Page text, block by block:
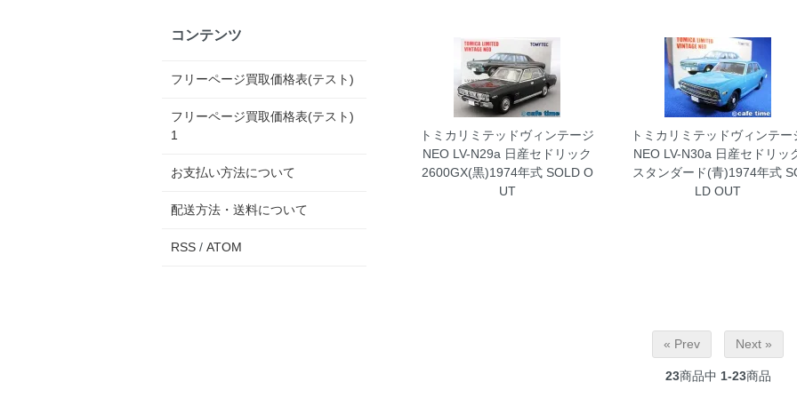
トミカリミテッドヴィンテージ
NEO LV-N29a 日産セドリック
2600GX(黒)1974年式SOLD O
UT
トミカリミテッドヴィンテー
NEO LV-N30a 日産セドリッ
スタンダード(青)1974年式
LD OUT
« Prev Next »
23商品中 1-23商品
コンテンツ
フリーページ買取価格表(テスト)
フリーページ買取価格表(テスト)
1
お支払い方法について
配送方法・送料について
RSS / ATOM